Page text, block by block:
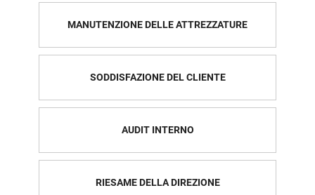
MANUTENZIONE DELLE ATTREZZATURE
SODDISFAZIONE DEL CLIENTE
AUDIT INTERNO
RIESAME DELLA DIREZIONE